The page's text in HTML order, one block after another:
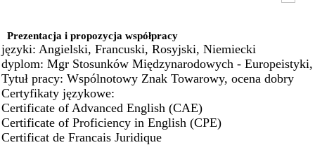
Prezentacja i propozycja współpracy
języki: Angielski, Francuski, Rosyjski, Niemiecki
dyplom: Mgr Stosunków Międzynarodowych - Europeistyki,
Tytuł pracy: Wspólnotowy Znak Towarowy, ocena dobry
Certyfikaty językowe:
Certificate of Advanced English (CAE)
Certificate of Proficiency in English (CPE)
Certificat de Francais Juridique